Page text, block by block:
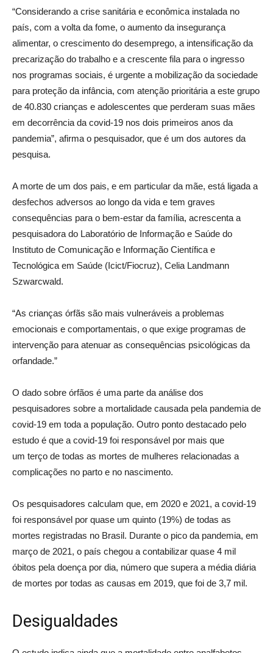
“Considerando a crise sanitária e econômica instalada no
país, com a volta da fome, o aumento da insegurança
alimentar, o crescimento do desemprego, a intensificação da
precarização do trabalho e a crescente fila para o ingresso
nos programas sociais, é urgente a mobilização da sociedade
para proteção da infância, com atenção prioritária a este grupo
de 40.830 crianças e adolescentes que perderam suas mães
em decorrência da covid-19 nos dois primeiros anos da
pandemia”, afirma o pesquisador, que é um dos autores da
pesquisa.
A morte de um dos pais, e em particular da mãe, está ligada a
desfechos adversos ao longo da vida e tem graves
consequências para o bem-estar da família, acrescenta a
pesquisadora do Laboratório de Informação e Saúde do
Instituto de Comunicação e Informação Científica e
Tecnológica em Saúde (Icict/Fiocruz), Celia Landmann
Szwarcwald.
“As crianças órfãs são mais vulneráveis a problemas
emocionais e comportamentais, o que exige programas de
intervenção para atenuar as consequências psicológicas da
orfandade.”
O dado sobre órfãos é uma parte da análise dos
pesquisadores sobre a mortalidade causada pela pandemia de
covid-19 em toda a população. Outro ponto destacado pelo
estudo é que a covid-19 foi responsável por mais que
um terço de todas as mortes de mulheres relacionadas a
complicações no parto e no nascimento.
Os pesquisadores calculam que, em 2020 e 2021, a covid-19
foi responsável por quase um quinto (19%) de todas as
mortes registradas no Brasil. Durante o pico da pandemia, em
março de 2021, o país chegou a contabilizar quase 4 mil
óbitos pela doença por dia, número que supera a média diária
de mortes por todas as causas em 2019, que foi de 3,7 mil.
Desigualdades